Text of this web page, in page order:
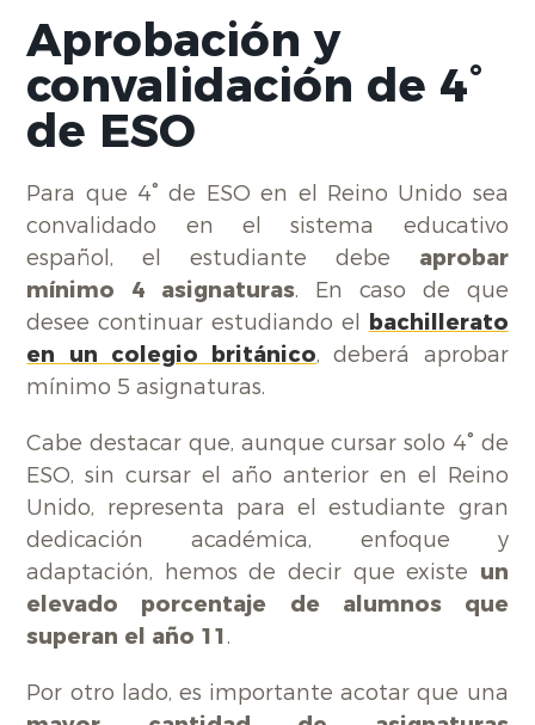
Aprobación y
convalidación de 4°
de ESO
Para que 4° de ESO en el Reino Unido sea
convalidado en el sistema educativo
español, el estudiante debe aprobar
mínimo 4 asignaturas. En caso de que
desee continuar estudiando el
bachillerato
en un colegio británico, deberá aprobar
mínimo 5 asignaturas.
Cabe destacar que, aunque cursar solo 4° de
ESO, sin cursar el año anterior en el Reino
Unido, representa para el estudiante gran
dedicación académica, enfoque y
adaptación, hemos de decir que existe un
elevado porcentaje de alumnos que
superan el año 11.
Por otro lado, es importante acotar que una